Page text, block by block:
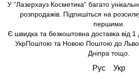
У “Лазерхауз Косметика” багато
розпродажів. Підпишіться на
першими.
Є швидка та безкоштовна доставка від
УкрПоштою та Новою Поштою до
Дніпра тощо.
Рус Укр